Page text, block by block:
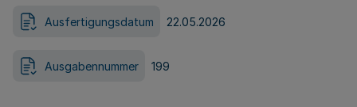
Ausfertigungsdatum 22.05.2026
Ausgabennummer 199